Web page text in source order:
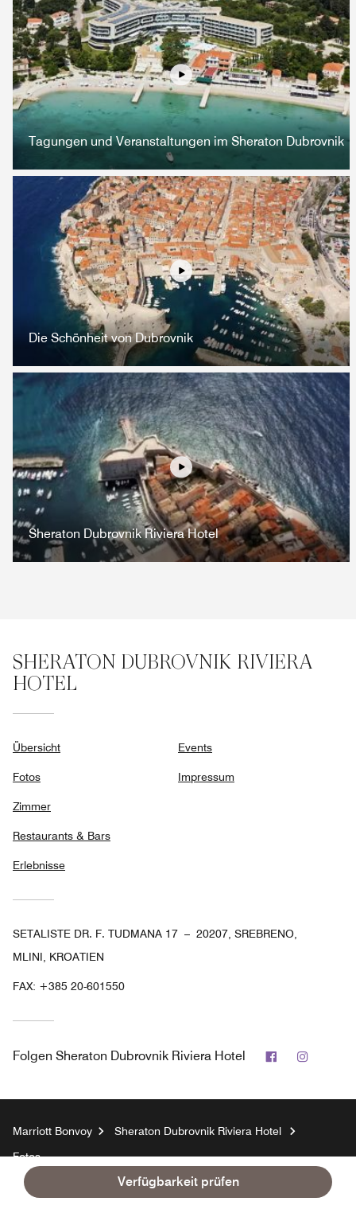
Verfügbarkeit prüfen
Vergnügen
Tagungen und Veranstaltungen im Sheraton Dubrovnik
Vergnügen
Die Schönheit von Dubrovnik
Vergnügen
Sheraton Dubrovnik Riviera Hotel
SHERATON DUBROVNIK RIVIERA
HOTEL
Übersicht
Fotos
Zimmer
Restaurants & Bars
Erlebnisse
Events
Impressum
SETALISTE DR. F. TUDMANA 17 – 20207, SREBRENO,
MLINI, KROATIEN
FAX: +385 20-601550
Folgen Sheraton Dubrovnik Riviera Hotel Facebook
Marriott Bonvoy
Sheraton Dubrovnik Riviera Hotel
Fotos